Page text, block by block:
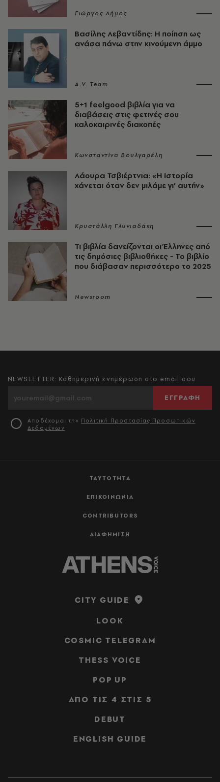
Γιώργος Δήμος
Βασίλης Λεβαντίδης: Η ποίηση ως
ανάσα πάνω στην κινούμενη άμμο
A.V. Team
5+1 feelgood βιβλία για να
διαβάσεις στις φετινές σου
καλοκαιρινές διακοπές
Κωνσταντίνα Βουλγαρέλη
Λάουρα Τσβιέρτνια: «Η Ιστορία
χάνεται όταν δεν μιλάμε γι’ αυτήν»
Κρυστάλλη Γλυνιαδάκη
Τι βιβλία δανείζονται οι Έλληνες από
τις δημόσιες βιβλιοθήκες - Το βιβλίο
που διάβασαν περισσότερο το 2025
Newsroom
ΤΑΥΤΟΤΗΤΑ
ΕΠΙΚΟΙΝΩΝΙΑ
CONTRIBUTORS
ΔΙΑΦΗΜΙΣΗ
NEWSLETTER: Καθημερινή ενημέρωση στο email σου
ΕΓΓΡΑΦΗ
Αποδέχομαι την Πολιτική Προστασίας Προσωπικών
Δεδομένων
CITY GUIDE
LOOK
COSMIC TELEGRAM
THESS VOICE
POP UP
ΑΠΟ ΤΙΣ 4 ΣΤΙΣ 5
DEBUT
ENGLISH GUIDE